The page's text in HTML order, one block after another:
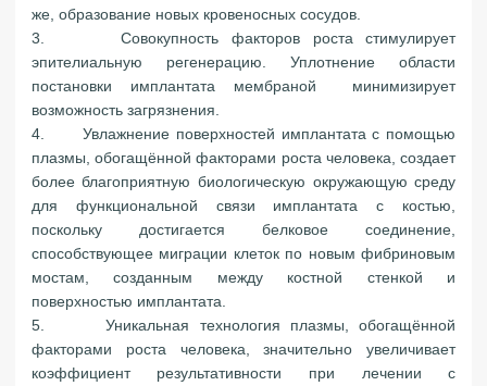
же, образование новых кровеносных сосудов.
3. Совокупность факторов роста стимулирует
эпителиальную регенерацию. Уплотнение области
постановки имплантата мембраной минимизирует
возможность загрязнения.
4. Увлажнение поверхностей имплантата с помощью
плазмы, обогащённой факторами роста человека, создает
более благоприятную биологическую окружающую среду
для функциональной связи имплантата с костью,
поскольку достигается белковое соединение,
способствующее миграции клеток по новым фибриновым
мостам, созданным между костной стенкой и
поверхностью имплантата.
5. Уникальная технология плазмы, обогащённой
факторами роста человека, значительно увеличивает
коэффициент результативности при лечении с